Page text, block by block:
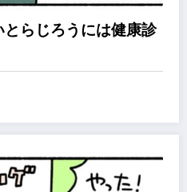
らじろうには健康診